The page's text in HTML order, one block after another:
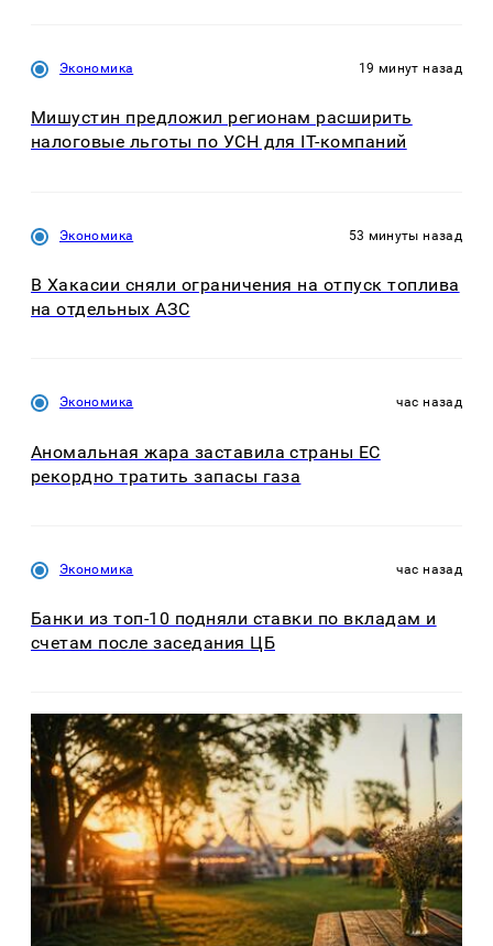
Экономика 19 минут назад
Мишустин предложил регионам расширить
налоговые льготы по УСН для IT-компаний
Экономика 53 минуты назад
В Хакасии сняли ограничения на отпуск топлива
на отдельных АЗС
Экономика час назад
Аномальная жара заставила страны ЕС
рекордно тратить запасы газа
Экономика час назад
Банки из топ-10 подняли ставки по вкладам и
счетам после заседания ЦБ